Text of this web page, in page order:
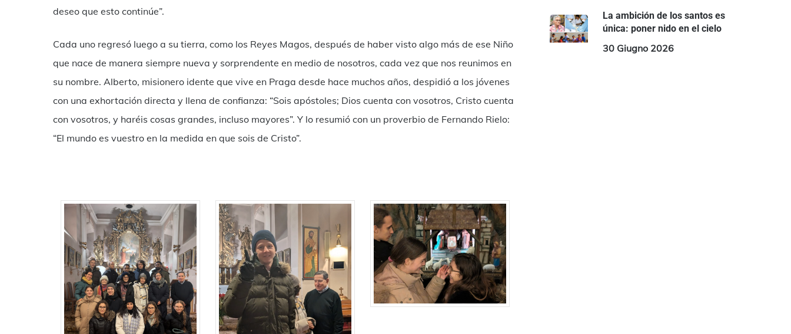
deseo que esto continúe”.
Cada uno regresó luego a su tierra, como los Reyes Magos, después de haber visto algo más de ese Niño
que nace de manera siempre nueva y sorprendente en medio de nosotros, cada vez que nos reunimos en
su nombre. Alberto, misionero idente que vive en Praga desde hace muchos años, despidió a los jóvenes
con una exhortación directa y llena de confianza: “Sois apóstoles; Dios cuenta con vosotros, Cristo cuenta
con vosotros, y haréis cosas grandes, incluso mayores”. Y lo resumió con un proverbio de Fernando Rielo:
“El mundo es vuestro en la medida en que sois de Cristo”.
La ambición de los santos es
única: poner nido en el cielo
30 Giugno 2026